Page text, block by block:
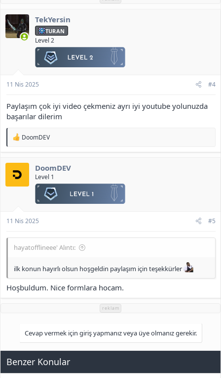
TekYersin
TURAN
Level 2
11 Nis 2025 #4
Paylaşım çok iyi video çekmeniz ayrı iyi youtube yolunuzda
başarılar dilerim
T
p
l
DoomDEV
DoomDEV
Level 1
11 Nis 2025 #5
hayatofflineee' Alıntı:
ilk konun hayırlı olsun hoşgeldin paylaşım için teşekkürler
Hoşbuldum. Nice formlara hocam.
reklam
Cevap vermek için giriş yapmanız veya üye olmanız gerekir.
Benzer Konular